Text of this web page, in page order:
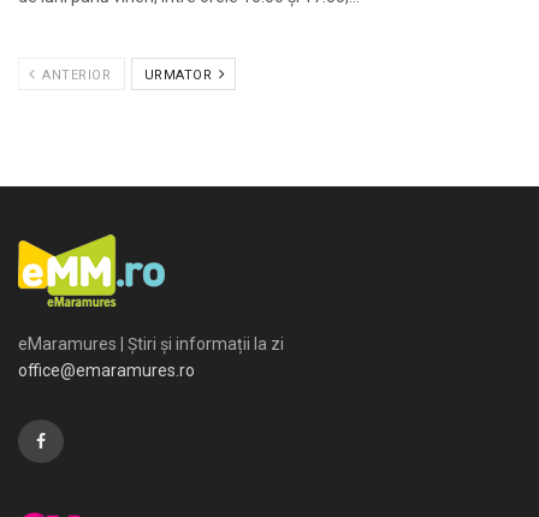
ANTERIOR URMATOR
eMaramures | Știri și informații la zi
office@emaramures.ro